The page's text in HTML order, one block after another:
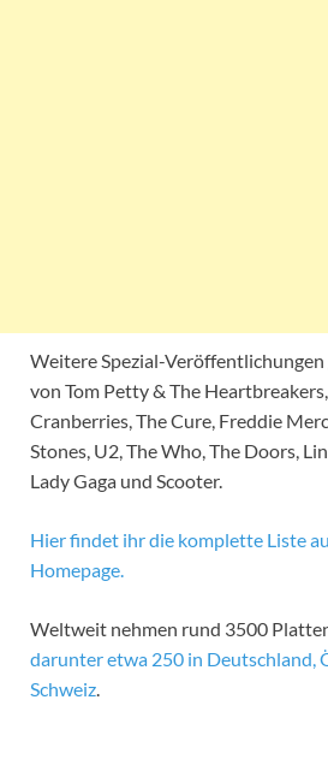
Weitere Spezial-
von Tom Petty & The
Cranberries, The Cure, Freddie
Stones, U2, The Who, The Doors,
Lady Gaga und Scooter.
Hier findet ihr die komplette Liste
Homepage.
Weltweit nehmen rund 3500
darunter etwa 250 in Deutschland,
Schweiz.